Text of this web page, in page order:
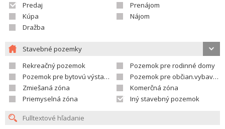
Predaj
Prenájom
Kúpa
Nájom
Dražba
Stavebné pozemky
Rekreačný pozemok
Pozemok pre rodinné domy
Pozemok pre bytovú výstavbu
Pozemok pre občian.vybavenosť
Zmiešaná zóna
Komerčná zóna
Priemyselná zóna
Iný stavebný pozemok